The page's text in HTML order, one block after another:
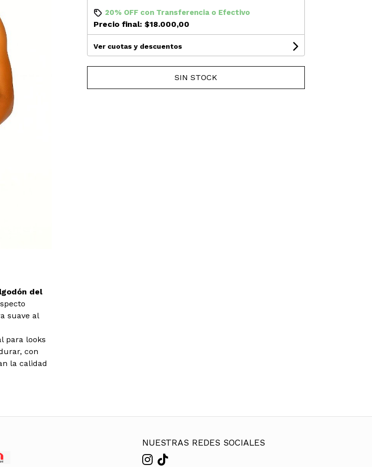
del
suave al
para looks
con
la calidad
20% OFFcon Transferenciao Efectivo
Precio final: $18.000,00
Ver cuotas y descuentos
SIN STOCK
NUESTRAS REDES SOCIALES